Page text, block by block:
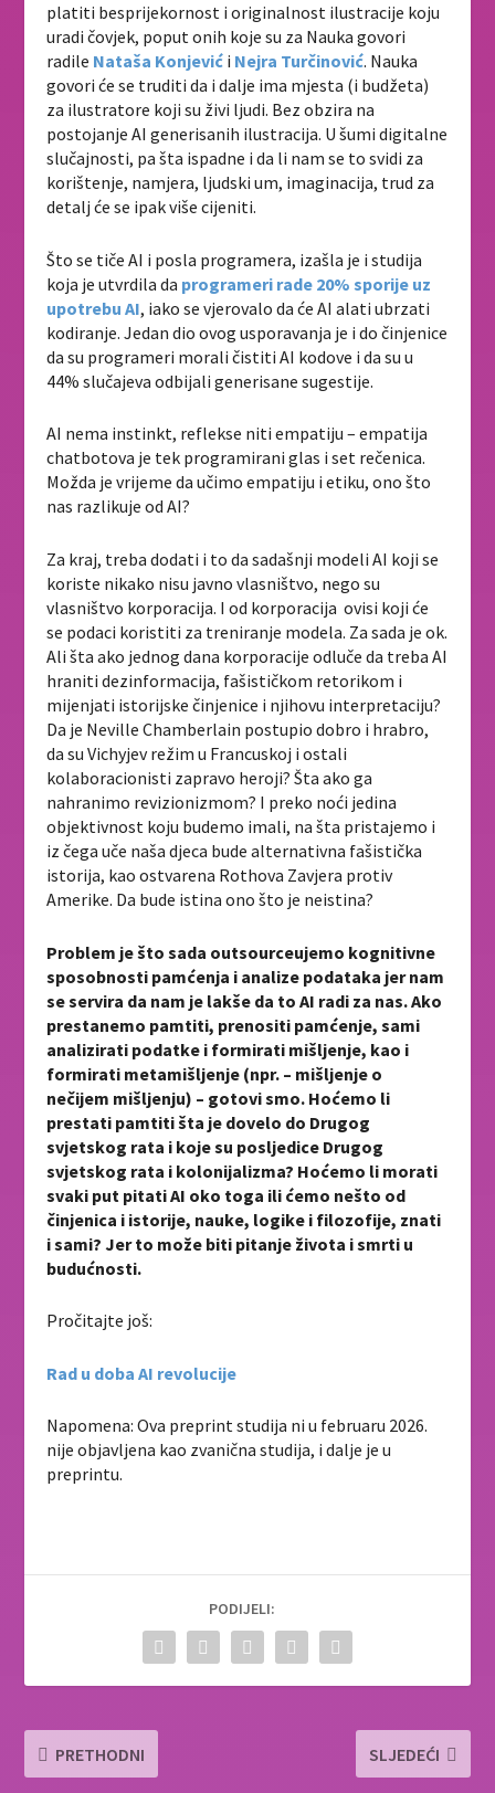
platiti besprijekornost i originalnost ilustracije koju
uradi čovjek, poput onih koje su za Nauka govori
radile Nataša Konjević i Nejra Turčinović. Nauka
govori će se truditi da i dalje ima mjesta (i budžeta)
za ilustratore koji su živi ljudi. Bez obzira na
postojanje AI generisanih ilustracija. U šumi digitalne
slučajnosti, pa šta ispadne i da li nam se to svidi za
korištenje, namjera, ljudski um, imaginacija, trud za
detalj će se ipak više cijeniti.
Što se tiče AI i posla programera, izašla je i studija
koja je utvrdila da programeri rade 20% sporije uz
upotrebu AI, iako se vjerovalo da će AI alati ubrzati
kodiranje. Jedan dio ovog usporavanja je i do činjenice
da su programeri morali čistiti AI kodove i da su u
44% slučajeva odbijali generisane sugestije.
AI nema instinkt, reflekse niti empatiju – empatija
chatbotova je tek programirani glas i set rečenica.
Možda je vrijeme da učimo empatiju i etiku, ono što
nas razlikuje od AI?
Za kraj, treba dodati i to da sadašnji modeli AI koji se
koriste nikako nisu javno vlasništvo, nego su
vlasništvo korporacija. I od korporacija ovisi koji će
se podaci koristiti za treniranje modela. Za sada je ok.
Ali šta ako jednog dana korporacije odluče da treba AI
hraniti dezinformacija, fašističkom retorikom i
mijenjati istorijske činjenice i njihovu interpretaciju?
Da je Neville Chamberlain postupio dobro i hrabro,
da su Vichyjev režim u Francuskoj i ostali
kolaboracionisti zapravo heroji? Šta ako ga
nahranimo revizionizmom? I preko noći jedina
objektivnost koju budemo imali, na šta pristajemo i
iz čega uče naša djeca bude alternativna fašistička
istorija, kao ostvarena Rothova Zavjera protiv
Amerike. Da bude istina ono što je neistina?
Problem je što sada outsourceujemo kognitivne
sposobnosti pamćenja i analize podataka jer nam
se servira da nam je lakše da to AI radi za nas. Ako
prestanemo pamtiti, prenositi pamćenje, sami
analizirati podatke i formirati mišljenje, kao i
formirati metamišljenje (npr. – mišljenje o
nečijem mišljenju) – gotovi smo. Hoćemo li
prestati pamtiti šta je dovelo do Drugog
svjetskog rata i koje su posljedice Drugog
svjetskog rata i kolonijalizma? Hoćemo li morati
svaki put pitati AI oko toga ili ćemo nešto od
činjenica i istorije, nauke, logike i filozofije, znati
i sami? Jer to može biti pitanje života i smrti u
budućnosti.
Pročitajte još:
Rad u doba AI revolucije
Napomena: Ova preprint studija ni u februaru 2026.
nije objavljena kao zvanična studija, i dalje je u
preprintu.
PODIJELI:
PRETHODNI SLJEDEĆI